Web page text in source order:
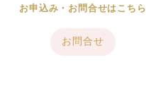
お申込み・お問合せはこちら
お問合せ